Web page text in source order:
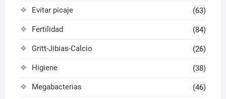
Evitar picaje (63)
Fertilidad (84)
Gritt-Jibias-Calcio (26)
Higiene (38)
Megabacterias (46)